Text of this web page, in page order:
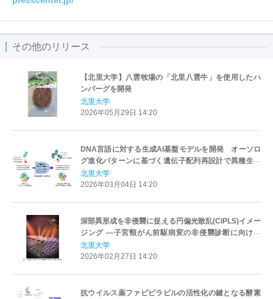
その他のリリース
【北里大学】八雲牧場の「北里八雲牛」を使用したハ
ンバーグを開発
北里大学
2026年05月29日 14:20
DNA言語に対する生成AI基盤モデルを開発 オーソロ
グ進化パターンに基づく遺伝子配列再設計で異種生物
での高発現を可能に ～バクテリアのプラスチック分解
能力を最大約10倍向上～（北里大学）
北里大学
2026年03月04日 14:20
深部異形成を非侵襲に捉える円偏光散乱(CiPLS)イメー
ジング ―子宮頸がん前駆病変の非侵襲診断に向けて
―（北里大学）
北里大学
2026年02月27日 14:20
抗ウイルス薬ファビピラビルの活性化の鍵となる酵素